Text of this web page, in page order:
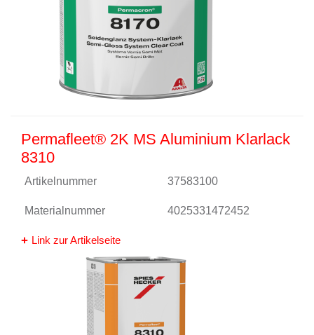
Permafleet® 2K MS Aluminium Klarlack
8310
Artikelnummer 37583100
Materialnummer 4025331472452
Link zur Artikelseite